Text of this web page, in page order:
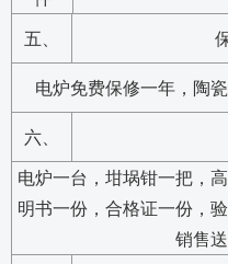
五、
电炉免费保修一年，陶
六、
电炉一台，坩埚钳一把，
明书一份，合格证一份，
销售